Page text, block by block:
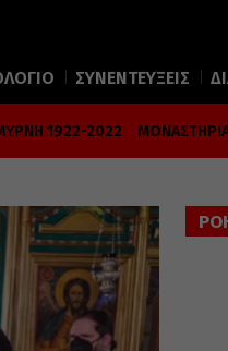
ΣΥΝΕΝΤΕΥΞΕΙΣ
1922-2022